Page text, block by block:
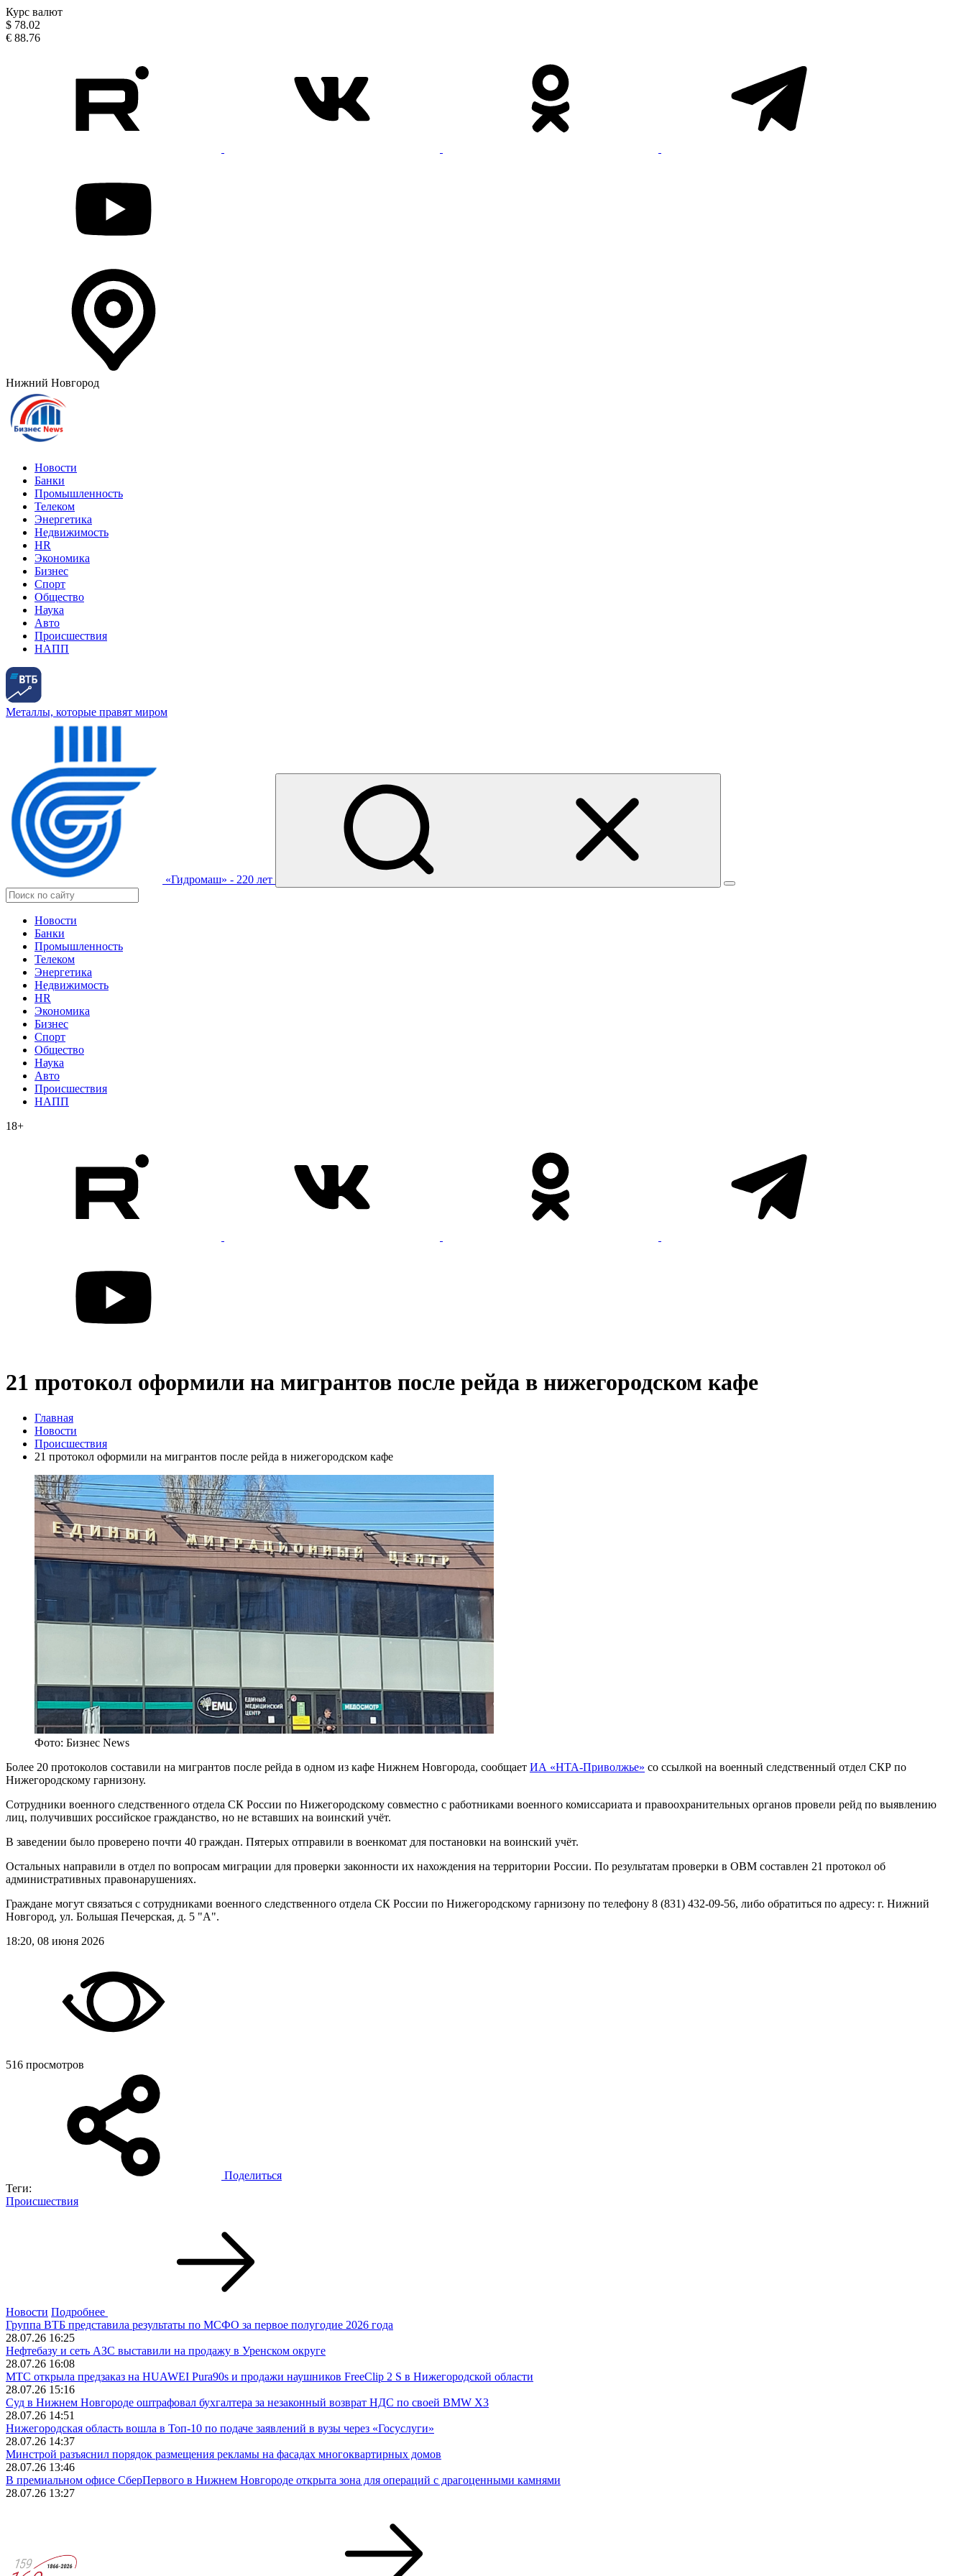
Курс валют
$ 78.02
€ 88.76
Нижний Новгород
Новости
Банки
Промышленность
Телеком
Энергетика
Недвижимость
HR
Экономика
Бизнес
Спорт
Общество
Наука
Авто
Происшествия
НАПП
Металлы, которые правят миром
«Гидромаш» - 220 лет
Новости
Банки
Промышленность
Телеком
Энергетика
Недвижимость
HR
Экономика
Бизнес
Спорт
Общество
Наука
Авто
Происшествия
НАПП
18+
21 протокол оформили на мигрантов после рейда в нижегородском кафе
Главная
Новости
Происшествия
21 протокол оформили на мигрантов после рейда в нижегородском кафе
Фото: Бизнес News
Более 20 протоколов составили на мигрантов после рейда в одном из кафе Нижнем Новгорода, сообщает ИА «НТА-Приволжье» со ссылкой на военный следственный отдел СКР по
Нижегородскому гарнизону.
Сотрудники военного следственного отдела СК России по Нижегородскому совместно с работниками военного комиссариата и правоохранительных органов провели рейд по выявлению
лиц, получивших российское гражданство, но не вставших на воинский учёт.
В заведении было проверено почти 40 граждан. Пятерых отправили в военкомат для постановки на воинский учёт.
Остальных направили в отдел по вопросам миграции для проверки законности их нахождения на территории России. По результатам проверки в ОВМ составлен 21 протокол об
административных правонарушениях.
Граждане могут связаться с сотрудниками военного следственного отдела СК России по Нижегородскому гарнизону по телефону 8 (831) 432-09-56, либо обратиться по адресу: г. Нижний
Новгород, ул. Большая Печерская, д. 5 "А".
18:20, 08 июня 2026
516 просмотров
Поделиться
Теги:
Происшествия
Новости Подробнее
Группа ВТБ представила результаты по МСФО за первое полугодие 2026 года
28.07.26 16:25
Нефтебазу и сеть АЗС выставили на продажу в Уренском округе
28.07.26 16:08
МТС открыла предзаказ на HUAWEI Pura90s и продажи наушников FreeClip 2 S в Нижегородской области
28.07.26 15:16
Суд в Нижнем Новгороде оштрафовал бухгалтера за незаконный возврат НДС по своей BMW X3
28.07.26 14:51
Нижегородская область вошла в Топ‑10 по подаче заявлений в вузы через «Госуслуги»
28.07.26 14:37
Минстрой разъяснил порядок размещения рекламы на фасадах многоквартирных домов
28.07.26 13:46
В премиальном офисе СберПервого в Нижнем Новгороде открыта зона для операций с драгоценными камнями
28.07.26 13:27